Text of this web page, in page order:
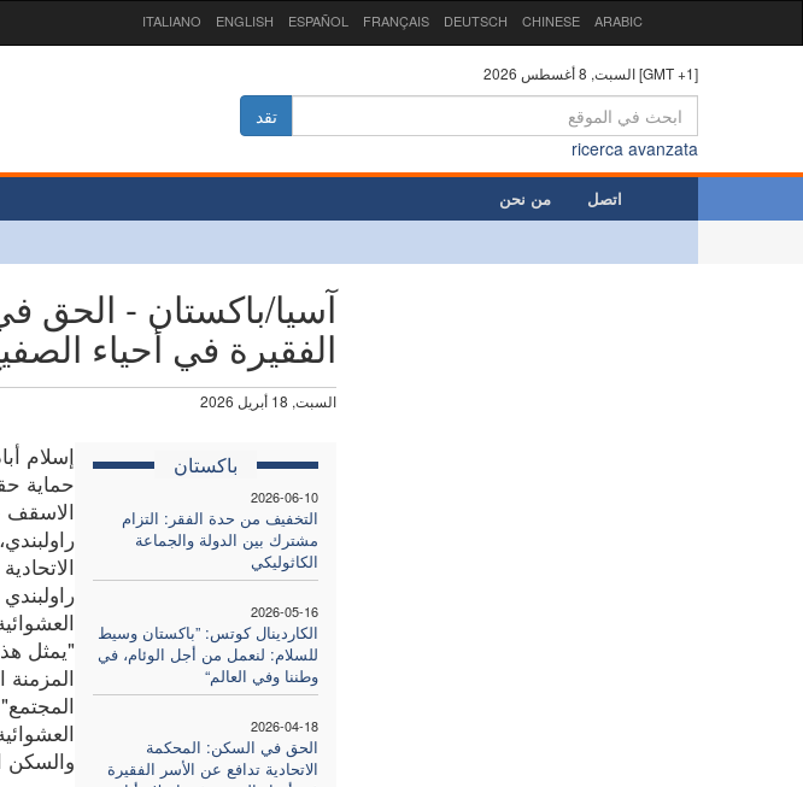
ITALIANO ENGLISH ESPAÑOL FRANÇAIS DEUTSCH CHINESE ARABIC
السبت, 8 أغسطس 2026 [GMT +1]
تقد
ricerca avanzata
من نحن اتصل
آسيا/باكستان - الحق
الفقيرة في أحياء
السبت, 18 أبريل 2026
باكستان
2026-06-10
التخفيف من حدة الفقر: التزام
مشترك بين الدولة والجماعة
الكاثوليكي
2026-05-16
الكاردينال كوتس: ”باكستان وسيط
للسلام: لنعمل من أجل الوئام، في
وطننا وفي العالم“
2026-04-18
الحق في السكن: المحكمة
الاتحادية تدافع عن الأسر الفقيرة
إسلام
حماية
الاسقف
"يمثل
والسكن